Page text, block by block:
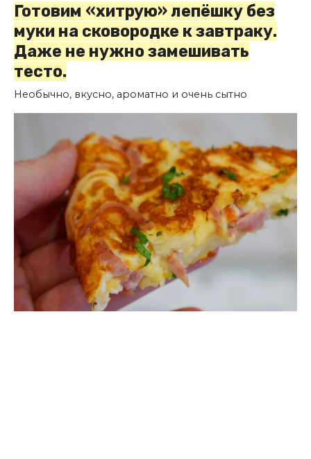
Готовим «хитрую» лепёшку без
муки на сковородке к завтраку.
Даже не нужно замешивать
тесто.
Необычно, вкусно, ароматно и очень сытно